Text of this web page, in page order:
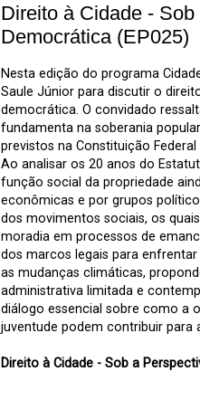
Direito à Cidade -
Democrática (EP025)
Nesta edição do programa
Saule Júnior para discutir o
democrática. O convidado
fundamenta na soberania
previstos na Constituição
Ao analisar os 20 anos do
função social da propriedade
econômicas e por grupos
dos movimentos sociais, os
moradia em processos de
dos marcos legais para
as mudanças climáticas,
administrativa limitada e
diálogo essencial sobre como a
juventude podem contribuir para
Direito à Cidade - Sob a